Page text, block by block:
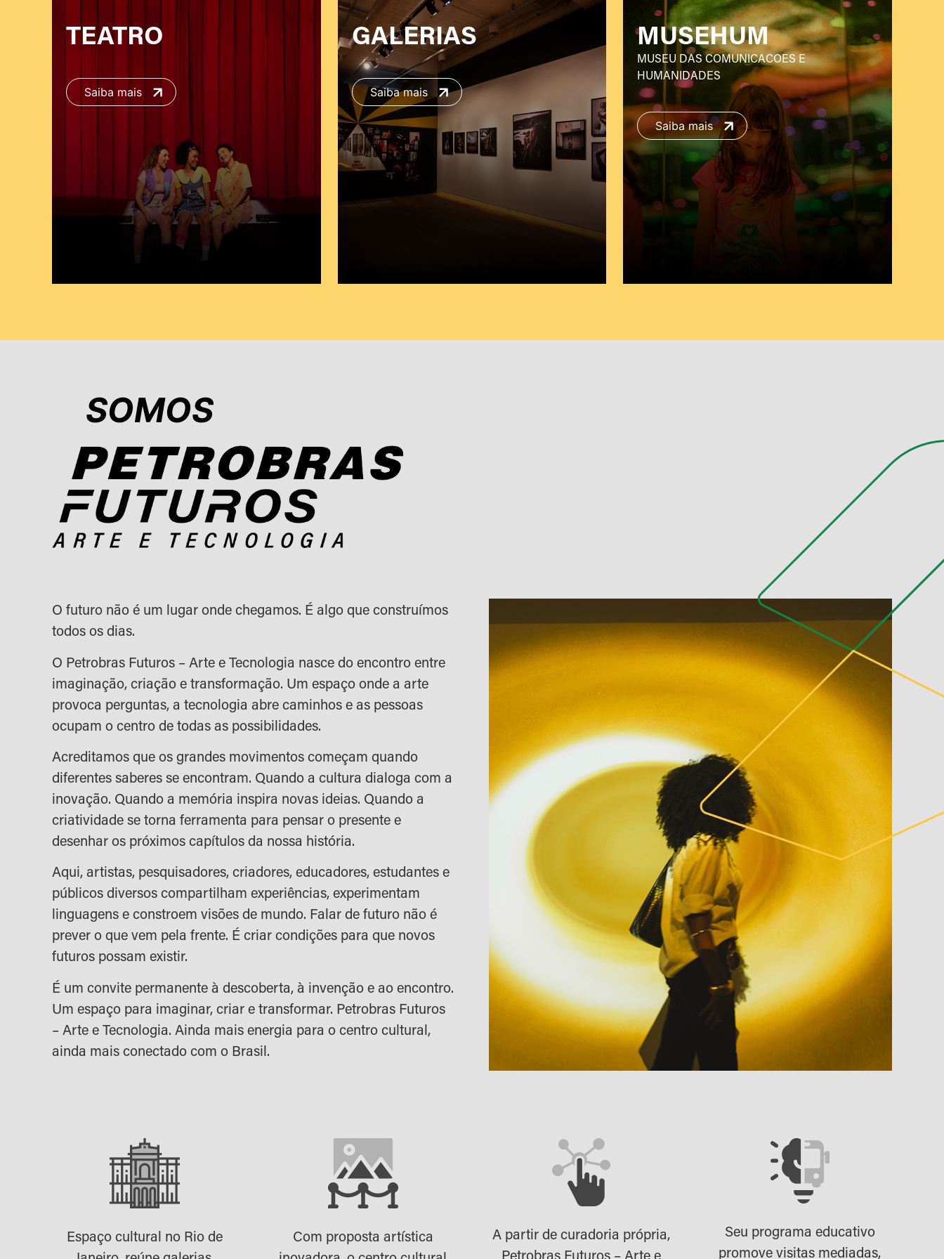
TEATRO
Saiba mais
GALERIAS
Saiba mais
MUSEHUM
MUSEU DAS COMUNICACOES E
HUMANIDADES
Saiba mais
SOMOS
O futuro não é um lugar onde chegamos. É algo que construímos
todos os dias.
O Petrobras Futuros – Arte e Tecnologia nasce do encontro entre
imaginação, criação e transformação. Um espaço onde a arte
provoca perguntas, a tecnologia abre caminhos e as pessoas
ocupam o centro de todas as possibilidades.
Acreditamos que os grandes movimentos começam quando
diferentes saberes se encontram. Quando a cultura dialoga com a
inovação. Quando a memória inspira novas ideias. Quando a
criatividade se torna ferramenta para pensar o presente e
desenhar os próximos capítulos da nossa história.
Aqui, artistas, pesquisadores, criadores, educadores, estudantes e
públicos diversos compartilham experiências, experimentam
linguagens e constroem visões de mundo. Falar de futuro não é
prever o que vem pela frente. É criar condições para que novos
futuros possam existir.
É um convite permanente à descoberta, à invenção e ao encontro.
Um espaço para imaginar, criar e transformar. Petrobras Futuros
– Arte e Tecnologia. Ainda mais energia para o centro cultural,
ainda mais conectado com o Brasil.
Espaço cultural no Rio de
Com proposta artística
A partir de curadoria própria,
Petrobras Futuros – Arte e
Seu programa educativo
promove visitas mediadas,